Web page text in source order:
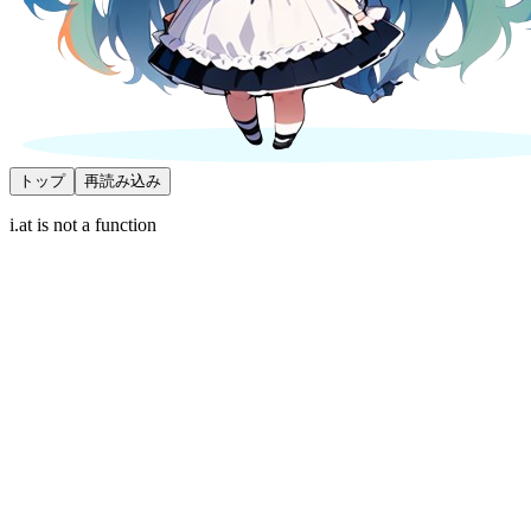
トップ 再読み込み
i.at is not a function